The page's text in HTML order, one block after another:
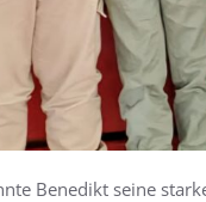
Benedikt seine